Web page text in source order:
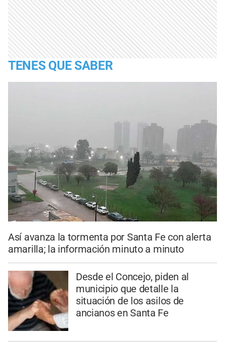
TENES QUE SABER
Así avanza la tormenta por Santa Fe con alerta
amarilla; la información minuto a minuto
Desde el Concejo, piden al
municipio que detalle la
situación de los asilos de
ancianos en Santa Fe